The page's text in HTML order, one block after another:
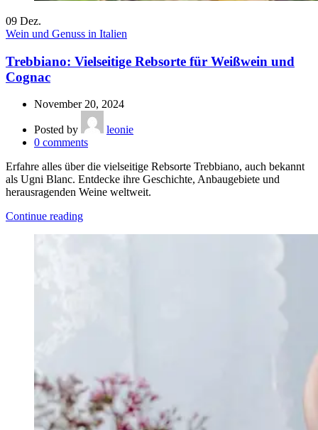
09 Dez.
Wein und Genuss in Italien
Trebbiano: Vielseitige Rebsorte für Weißwein und
Cognac
November 20, 2024
Posted by
leonie
0 comments
Erfahre alles über die vielseitige Rebsorte Trebbiano, auch bekannt
als Ugni Blanc. Entdecke ihre Geschichte, Anbaugebiete und
herausragenden Weine weltweit.
Continue reading